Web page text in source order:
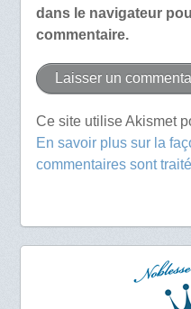
dans le navigateur
commentaire.
Ce site utilise Akismet
En savoir plus sur la
commentaires sont